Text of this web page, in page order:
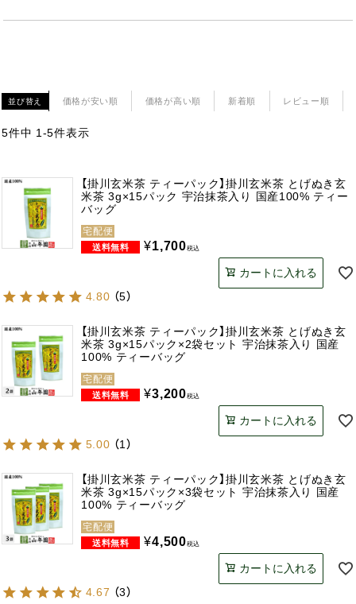
並び替え 価格が安い順 価格が高い順 新着順 レビュー順
5件中 1-5件表示
【掛川玄米茶 ティーパック】掛川玄米茶 とげぬき玄
米茶 3g×15パック 宇治抹茶入り 国産100% ティー
バッグ
宅配便
¥1,700税込
カートに入れる
4.80 （5）
【掛川玄米茶 ティーパック】掛川玄米茶 とげぬき玄
米茶 3g×15パック×2袋セット 宇治抹茶入り 国産
100% ティーバッグ
宅配便
¥3,200税込
カートに入れる
5.00 （1）
【掛川玄米茶 ティーパック】掛川玄米茶 とげぬき玄
米茶 3g×15パック×3袋セット 宇治抹茶入り 国産
100% ティーバッグ
宅配便
¥4,500税込
カートに入れる
4.67 （3）